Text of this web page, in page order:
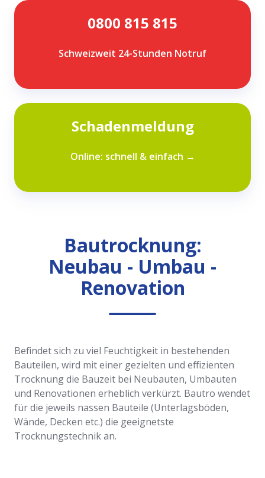
0800 815 815
Schweizweit 24-Stunden Notruf
815
Schadenmeldung
Online: schnell & einfach →
Bautrocknung:
Neubau - Umbau -
Renovation
Befindet sich zu viel Feuchtigkeit in bestehenden
Bauteilen, wird mit einer gezielten und effizienten
Trocknung die Bauzeit bei Neubauten, Umbauten
und Renovationen erheblich verkürzt. Bautro wendet
für die jeweils nassen Bauteile (Unterlagsböden,
Wände, Decken etc.) die geeignetste
Trocknungstechnik an.